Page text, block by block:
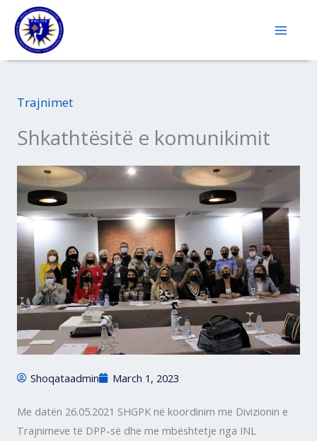
content
Trajnimet
Shkathtësitë e komunikimit
Shoqataadmin March 1, 2023
Me datën 26.05.2021 SHGPK në koordinim me Divizionin e
Trajnimeve të DPP-së dhe me mbështetje nga INL